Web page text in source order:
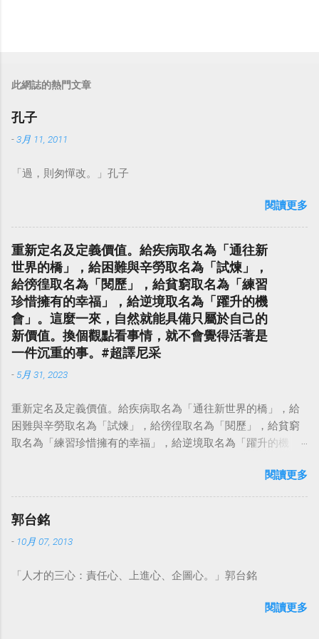
此網誌的熱門文章
孔子
-3月 11, 2011
「過，則匆憚改。」孔子
閱讀更多
重新定名及定義價值。給疾病取名為「通往新
世界的橋」，給困難與辛勞取名為「試煉」，
給徬徨取名為「閱歷」，給貧窮取名為「練習
珍惜擁有的幸福」，給逆境取名為「躍升的機
會」。這麼一來，自然就能具備只屬於自己的
新價值。換個觀點看事情，就不會覺得活著是
一件沉重的事。#超譯尼采
- 5月 31, 2023
重新定名及定義價值。給疾病取名為「通往新世界的橋」，給
困難與辛勞取名為「試煉」，給徬徨取名為「閱歷」，給貧窮
取名為「練習珍惜擁有的幸福」，給逆境取名為「躍升的機
點看事情，就不會覺得活著是一件沉重的事。#超譯尼采 — 中
華名言 - Chinese Quotes (@chinese_quotes) May 23, 2023
閱讀更多
郭台銘
- 10月 07, 2013
「人才的三心：責任心、上進心、企圖心。」郭台銘
閱讀更多